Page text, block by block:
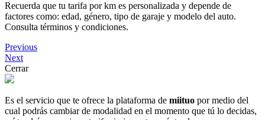
Recuerda que tu tarifa por km es personalizada y depende de
factores como: edad, género, tipo de garaje y modelo del auto.
Consulta términos y condiciones.
Previous
Next
Cerrar
Es el servicio que te ofrece la plataforma de miituo por medio del
cual podrás cambiar de modalidad en el momento que tú lo decidas,